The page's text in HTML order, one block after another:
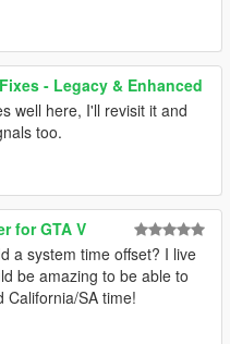
- Legacy & Enhanced
well here, I'll revisit it and
too.
for GTA V
a system time offset? I live
be amazing to be able to
California/SA time!